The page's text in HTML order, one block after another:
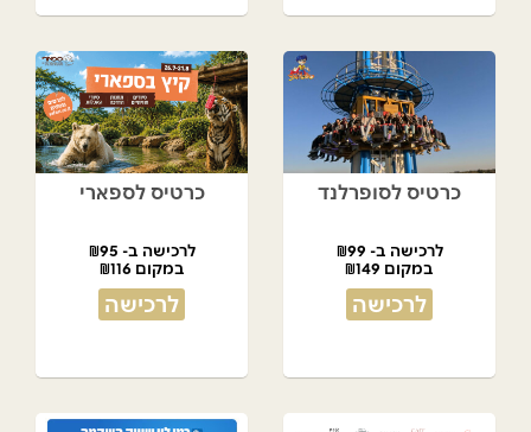
כרטיס לסופרלנד
לרכישה ב- ₪99
במקום ₪149
לרכישה
כרטיס לספארי
לרכישה ב- ₪95
במקום ₪116
לרכישה